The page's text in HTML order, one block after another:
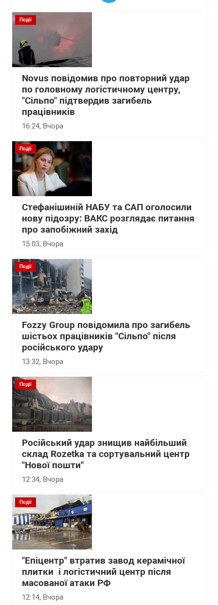
Події
Novus повідомив про повторний удар
по головному логістичному центру,
"Сільпо" підтвердив загибель
працівників
16:24, Вчора
Події
Стефанішиній НАБУ та САП оголосили
нову підозру: ВАКС розглядає питання
про запобіжний захід
15:03, Вчора
Події
Fozzy Group повідомила про загибель
шістьох працівників "Сільпо" після
російського удару
13:32, Вчора
Події
Російський удар знищив найбільший
склад Rozetka та сортувальний центр
"Нової пошти"
12:34, Вчора
Події
"Епіцентр" втратив завод керамічної
плитки і логістичний центр після
масованої атаки РФ
12:14, Вчора